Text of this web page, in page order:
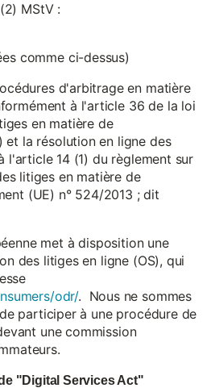
MStV :
comme ci-dessus)
d'arbitrage en matière
à l'article 36 de la loi
en matière de
et la résolution en ligne des
l'article 14 (1) du règlement sur
litiges en matière de
(UE) n° 524/2013 ; dit
met à disposition une
des litiges en ligne (OS), qui
odr/. Nous ne sommes
participer à une procédure de
une commission
"Digital Services Act"